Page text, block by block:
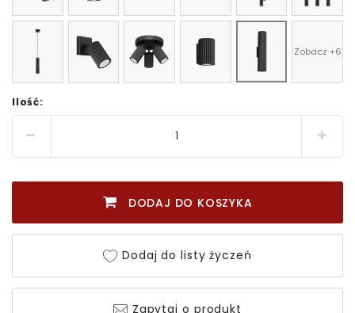
Zobacz +6
Ilość:
DODAJ DO KOSZYKA
Dodaj do listy życzeń
Zapytaj o produkt